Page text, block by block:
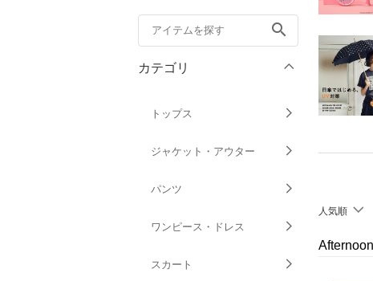
search
カテゴリ
トップス
ジャケット・アウター
パンツ
ワンピース・ドレス
スカート
人気順